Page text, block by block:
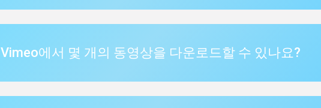
Vimeo에서 몇 개의 동영상을 다운로드할 수 있나요?